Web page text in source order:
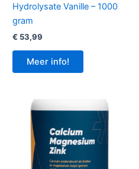
Hydrolysate Vanille – 1000
gram
€ 53,99
Meer info!